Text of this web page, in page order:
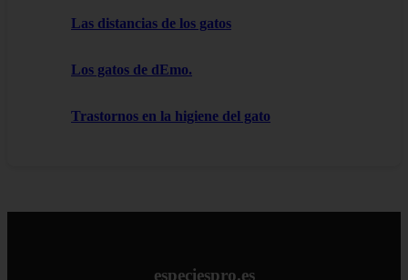
Las distancias de los gatos
Los gatos de dEmo.
Trastornos en la higiene del gato
especiespro.es